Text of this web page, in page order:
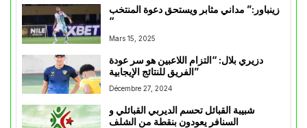
زينباور:” مداني مثابر ويستحق دعوة المنتخب
“
Mars 15, 2025
دزيري بلال: “التزام اللاعبين هو سر عودة
الفريق للنتائج الإيجابية”
Décembre 27, 2024
شبيبة القبائل تحسم الديربي القبائلي و
السنافر يعودون بنقطة من الشلف